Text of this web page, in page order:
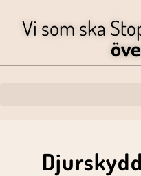
Vi som ska